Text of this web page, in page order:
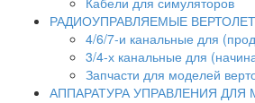
РАДИОУПРАВЛЯЕМЫЕ
4/6/7-и канальные для
3/4-х канальные для
Запчасти для моделей
АППАРАТУРА УПРАВЛЕНИЯ